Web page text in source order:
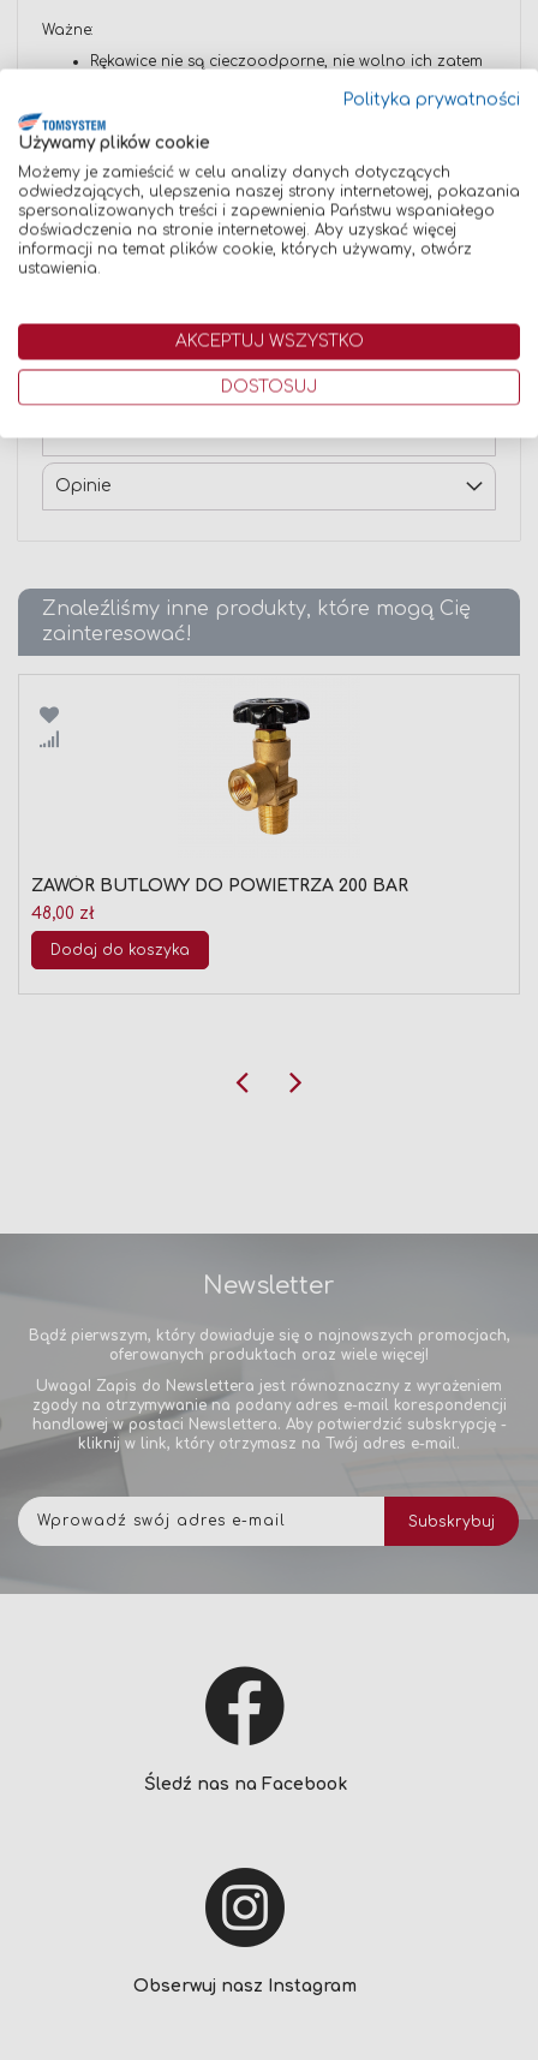
Ważne:
Rękawice nie są cieczoodporne, nie wolno ich zatem
Nie wystawiać na działanie źródeł ozonu i otwartego
ognia
Przechowywać z dala od światła słonecznego
Przechowywać w suchym i chłodnym miejscu
Rękawice otrzymały certyfikację kategorii III ochrony
przed wysokimi temperaturami, jak również określono
w odniesieniu do nich poziom ochrony 413X4X
Opinie
Znaleźliśmy inne produkty, które mogą Cię
zainteresować!
Porównaj
ZAWÓR BUTLOWY DO POWIETRZA 200 BAR
48,00 zł
Dodaj do koszyka
Newsletter
Bądź pierwszym, który dowiaduje się o najnowszych promocjach,
oferowanych produktach oraz wiele więcej!
Uwaga! Zapis do Newslettera jest równoznaczny z wyrażeniem
zgody na otrzymywanie na podany adres e-mail korespondencji
handlowej w postaci Newslettera. Aby potwierdzić subskrypcję -
kliknij w link, który otrzymasz na Twój adres e-mail.
nasz
newsletter:
Subskrybuj
Śledź nas na Facebook
Obserwuj nasz Instagram
Polityka prywatności
Używamy plików cookie
Możemy je zamieścić w celu analizy danych dotyczących
odwiedzających, ulepszenia naszej strony internetowej, pokazania
spersonalizowanych treści i zapewnienia Państwu wspaniałego
doświadczenia na stronie internetowej. Aby uzyskać więcej
informacji na temat plików cookie, których używamy, otwórz
ustawienia.
AKCEPTUJ WSZYSTKO
DOSTOSUJ